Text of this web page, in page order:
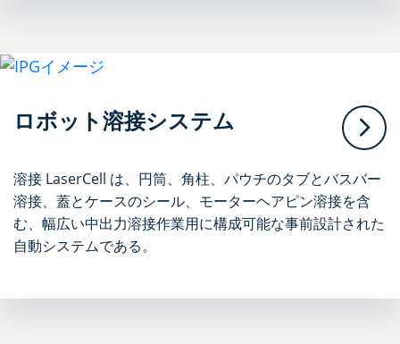
ロボット溶接システム
溶接 LaserCell は、円筒、角柱、パウチのタブとバスバー
溶接、蓋とケースのシール、モーターヘアピン溶接を含
む、幅広い中出力溶接作業用に構成可能な事前設計された
自動システムである。